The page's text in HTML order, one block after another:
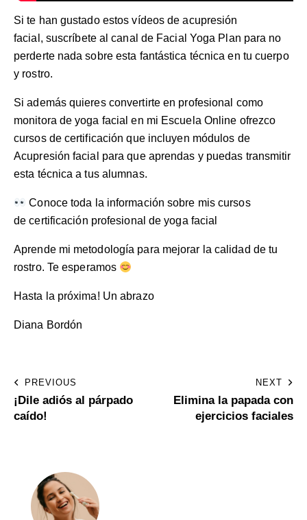
Si te han gustado estos vídeos de acupresión
facial, suscríbete al canal de Facial Yoga Plan para no
perderte nada sobre esta fantástica técnica en tu cuerpo
y rostro.
Si además quieres convertirte en profesional como
monitora de yoga facial en mi Escuela Online ofrezco
cursos de certificación que incluyen módulos de
Acupresión facial para que aprendas y puedas transmitir
esta técnica a tus alumnas.
Conoce toda la información sobre mis cursos
decertificación profesional de yoga facial
Aprende mi metodología para mejorar la calidad de tu
rostro. Te esperamos
Hasta la próxima! Un abrazo
Diana Bordón
PREVIOUS
¡Dile adiós al párpado
caído!
NEXT
Elimina la papada con
ejercicios faciales